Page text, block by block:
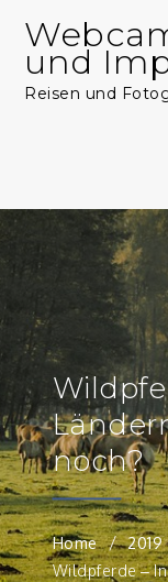
content
und
Reisen und
noch?
Home 2019
Wildpferde –